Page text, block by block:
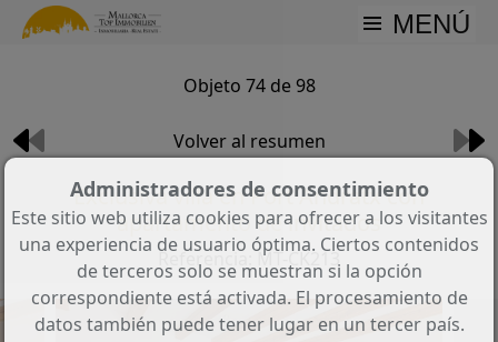
MENÚ
Objeto 74 de 98
Volver al resumen
Exclusiva villa en Port Andratx con
apartamento de invitados
Referencia: MT-CK213
Administradores de consentimiento
Este sitio web utiliza cookies para ofrecer a los visitantes
una experiencia de usuario óptima. Ciertos contenidos
de terceros solo se muestran si la opción
correspondiente está activada. El procesamiento de
datos también puede tener lugar en un tercer país.